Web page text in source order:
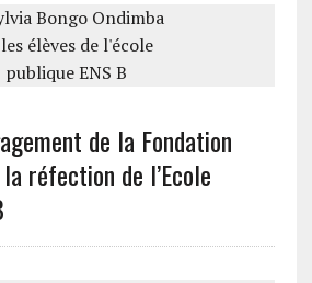
de la Fondation
réfection de l’Ecole